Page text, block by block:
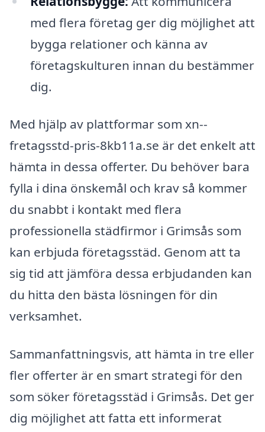
med flera företag ger dig möjlighet att
bygga relationer och känna av
företagskulturen innan du bestämmer
dig.
Med hjälp av plattformar som xn--
fretagsstd-pris-8kb11a.se är det enkelt att
hämta in dessa offerter. Du behöver bara
fylla i dina önskemål och krav så kommer
du snabbt i kontakt med flera
professionella städfirmor i Grimsås som
kan erbjuda företagsstäd. Genom att ta
sig tid att jämföra dessa erbjudanden kan
du hitta den bästa lösningen för din
verksamhet.
Sammanfattningsvis, att hämta in tre eller
fler offerter är en smart strategi för den
som söker företagsstäd i Grimsås. Det ger
dig möjlighet att fatta ett informerat